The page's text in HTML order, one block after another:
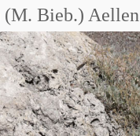
(M. Bieb.) Aellen